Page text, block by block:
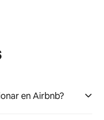
en Airbnb?